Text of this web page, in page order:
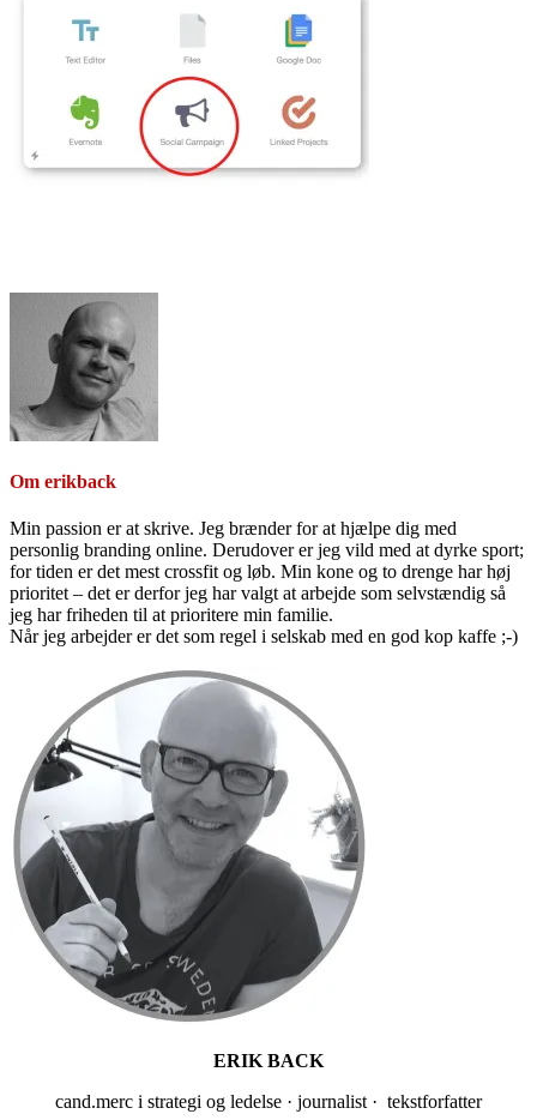
Om erikback
Min passion er at skrive. Jeg brænder for at hjælpe dig med
personlig branding online. Derudover er jeg vild med at dyrke sport;
for tiden er det mest crossfit og løb. Min kone og to drenge har høj
prioritet – det er derfor jeg har valgt at arbejde som selvstændig så
jeg har friheden til at prioritere min familie.
Når jeg arbejder er det som regel i selskab med en god kop kaffe ;-)
Sidebar
ERIK BACK
cand.merc i strategi og ledelse · journalist · tekstforfatter